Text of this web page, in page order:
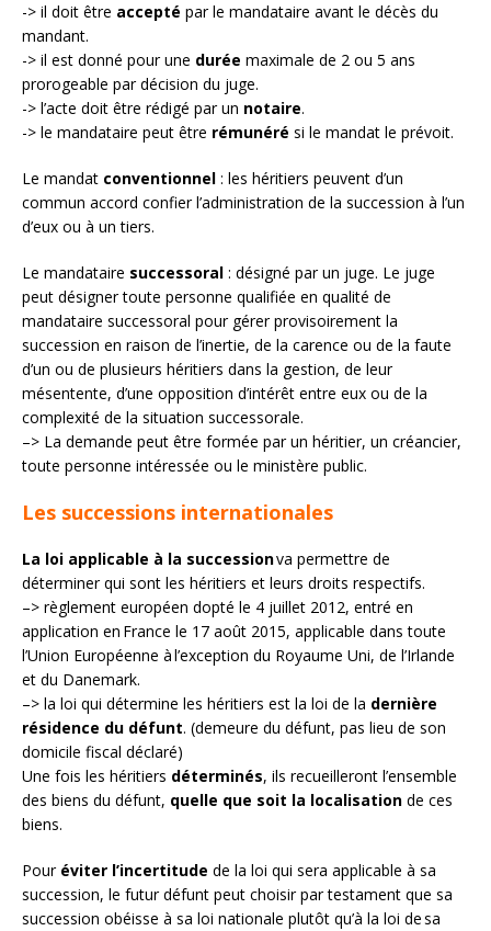
-> il doit être accepté par le mandataire avant le décès du
mandant.
-> il est donné pour une durée maximale de 2 ou 5 ans
prorogeable par décision du juge.
-> l’acte doit être rédigé par un notaire.
-> le mandataire peut être rémunéré si le mandat le prévoit.
Le mandat conventionnel : les héritiers peuvent d’un
commun accord confier l’administration de la succession à l’un
d’eux ou à un tiers.
Le mandataire successoral : désigné par un juge. Le juge
peut désigner toute personne qualifiée en qualité de
mandataire successoral pour gérer provisoirement la
succession en raison de l’inertie, de la carence ou de la faute
d’un ou de plusieurs héritiers dans la gestion, de leur
mésentente, d’une opposition d’intérêt entre eux ou de la
complexité de la situation successorale.
–> La demande peut être formée par un héritier, un créancier,
toute personne intéressée ou le ministère public.
Les successions internationales
La loi applicable à la successionva permettre de
déterminer qui sont les héritiers et leurs droits respectifs.
–> règlement européen dopté le 4 juillet 2012, entré en
application en France le 17 août 2015, applicable dans toute
l’Union Européenne à l’exception du Royaume Uni, de l’Irlande
et du Danemark.
–> la loi qui détermine les héritiers est la loi de la dernière
résidence du défunt. (demeure du défunt, pas lieu de son
domicile fiscal déclaré)
Une fois les héritiers déterminés, ils recueilleront l’ensemble
des biens du défunt, quelle que soit la localisation de ces
biens.
Pour éviter l’incertitude de la loi qui sera applicable à sa
succession, le futur défunt peut choisir par testament que sa
succession obéisse à sa loi nationale plutôt qu’à la loi de sa